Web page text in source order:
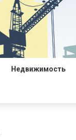
Недвижимость